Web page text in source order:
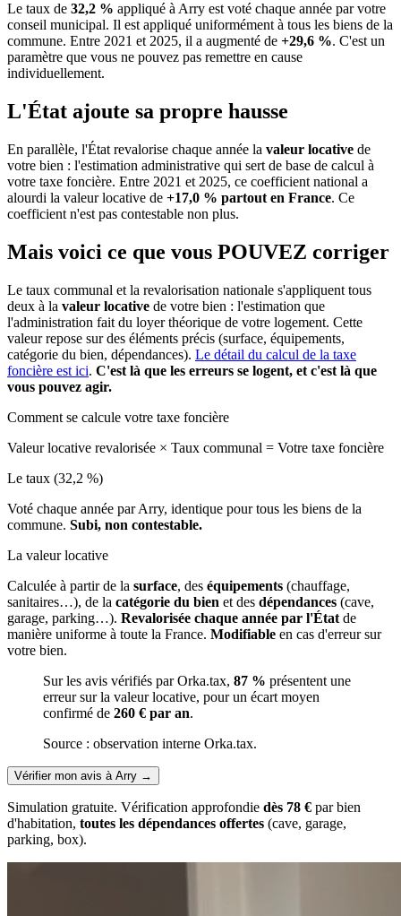
Le taux de 32,2 % appliqué à Arry est voté chaque année par votre
conseil municipal. Il est appliqué uniformément à tous les biens de la
commune. Entre 2021 et 2025, il a augmenté de +29,6 %. C'est un
paramètre que vous ne pouvez pas remettre en cause
individuellement.
L'État ajoute sa propre hausse
En parallèle, l'État revalorise chaque année la valeur locative de
votre bien : l'estimation administrative qui sert de base de calcul à
votre taxe foncière. Entre 2021 et 2025, ce coefficient national a
alourdi la valeur locative de +17,0 % partout en France. Ce
coefficient n'est pas contestable non plus.
Mais voici ce que vous POUVEZ corriger
Le taux communal et la revalorisation nationale s'appliquent tous
deux à la valeur locative de votre bien : l'estimation que
l'administration fait du loyer théorique de votre logement. Cette
valeur repose sur des éléments précis (surface, équipements,
catégorie du bien, dépendances). Le détail du calcul de la taxe
foncière est ici. C'est là que les erreurs se logent, et c'est là que
vous pouvez agir.
Comment se calcule votre taxe foncière
Valeur locative revalorisée × Taux communal = Votre taxe foncière
Le taux (32,2 %)
Voté chaque année par Arry, identique pour tous les biens de la
commune. Subi, non contestable.
La valeur locative
Calculée à partir de la surface, des équipements (chauffage,
sanitaires…), de la catégorie du bien et des dépendances (cave,
garage, parking…). Revalorisée chaque année par l'État de
manière uniforme à toute la France. Modifiable en cas d'erreur sur
votre bien.
Sur les avis vérifiés par Orka.tax, 87 % présentent une
erreur sur la valeur locative, pour un écart moyen
confirmé de 260 € par an.
Source : observation interne Orka.tax.
Vérifier mon avis à Arry →
Simulation gratuite. Vérification approfondie dès 78 € par bien
d'habitation, toutes les dépendances offertes (cave, garage,
parking, box).